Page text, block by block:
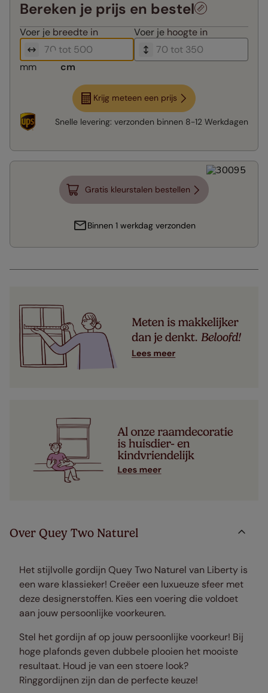
Bereken je prijs en bestel
Voer je breedte in Voer je hoogte in
mm cm
Krijg meteen een prijs
Snelle levering: verzonden binnen 8-12 Werkdagen
Gratis kleurstalen bestellen
Binnen 1 werkdag verzonden
Over Quey Two Naturel
Het stijlvolle gordijn Quey Two Naturel van Liberty is
een ware klassieker! Creëer een luxueuze sfeer met
deze designerstoffen. Kies een voering die voldoet
aan jouw persoonlijke voorkeuren.
Stel het gordijn af op jouw persoonlijke voorkeur! Bij
hoge plafonds geven dubbele plooien het mooiste
resultaat. Houd je van een stoere look?
Ringgordijnen zijn dan de perfecte keuze!